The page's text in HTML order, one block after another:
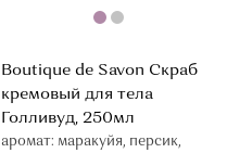
Boutique de Savon Скраб
кремовый для тела
Голливуд, 250мл
аромат: маракуйя, персик,